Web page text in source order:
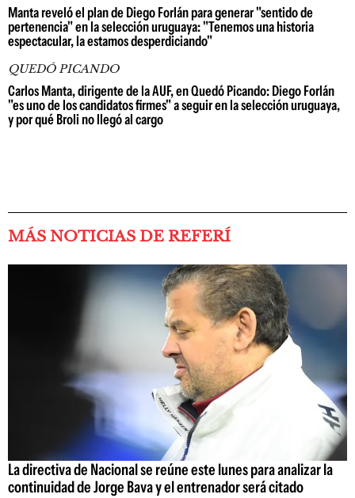
Manta reveló el plan de Diego Forlán para generar "sentido de
pertenencia" en la selección uruguaya: "Tenemos una historia
espectacular, la estamos desperdiciando"
QUEDÓ PICANDO
Carlos Manta, dirigente de la AUF, en Quedó Picando: Diego Forlán
"es uno de los candidatos firmes" a seguir en la selección uruguaya,
y por qué Broli no llegó al cargo
MÁS NOTICIAS DE REFERÍ
La directiva de Nacional se reúne este lunes para analizar la
continuidad de Jorge Bava y el entrenador será citado